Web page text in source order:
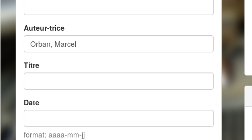
Auteur-trice
Titre
Date
format: aaaa-mm-jj